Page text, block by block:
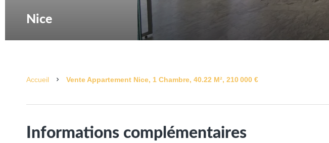
Nice
Accueil Vente Appartement Nice, 1 Chambre, 40.22 M², 210 000 €
Informations complémentaires